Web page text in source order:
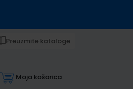
Preuzmite kataloge
Moja košarica